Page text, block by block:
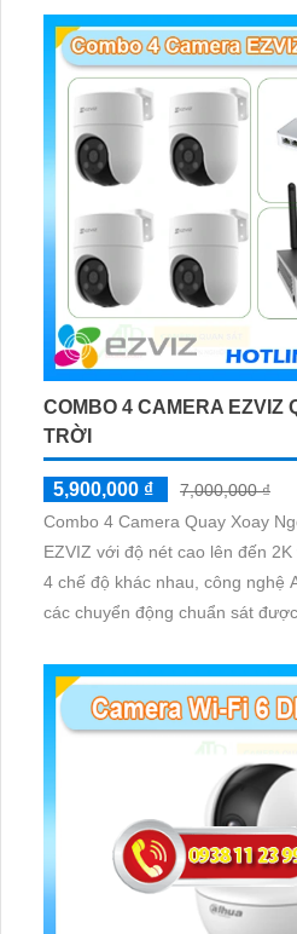
COMBO 4 CAMERA EZVIZ
TRỜI
5,900,000 ₫
7,000,000 ₫
Combo 4 Camera Quay Xoay
EZVIZ với độ nét cao lên đến
4 chế độ khác nhau, công nghệ
các chuyển động chuẩn sát